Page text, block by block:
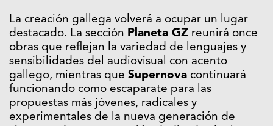
La creación gallega volverá a ocupar un lugar
destacado. La sección Planeta GZ reunirá once
obras que reflejan la variedad de lenguajes y
sensibilidades del audiovisual con acento
gallego, mientras que Supernova continuará
funcionando como escaparate para las
propuestas más jóvenes, radicales y
experimentales de la nueva generación de